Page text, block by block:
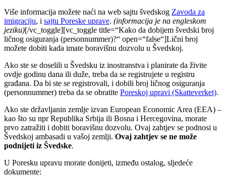
Više informacija možete naći na web sajtu švedskog Zavoda za
imigraciju, i sajtu Poreske uprave. (informacija je na engleskom
jeziku)[/vc_toggle][vc_toggle title=“Kako da dobijem švedski broj
ličnog osiguranja (personnummer)?“ open=“false“]Lični broj
možete dobiti kada imate boravišnu dozvolu u Švedskoj.
Ako ste se doselili u Švedsku iz inostranstva i planirate da živite
ovdje godinu dana ili duže, treba da se registrujete u registru
građana. Da bi ste se registrovali, i dobili broj ličnog osiguranja
(personnummer) treba da se obratite Poreskoj upravi (Skatteverket).
Ako ste državljanin zemlje izvan European Economic Area (EEA) –
kao što su npr Republika Srbija ili Bosna i Hercegovina, morate
prvo zatražiti i dobiti boravišnu dozvolu. Ovaj zahtjev se podnosi u
Švedskoj ambasadi u vašoj zemlji. Ovaj zahtjev se ne može
podnijeti iz Švedske.
U Poresku upravu morate donijeti, između ostalog, sljedeće
dokumente: